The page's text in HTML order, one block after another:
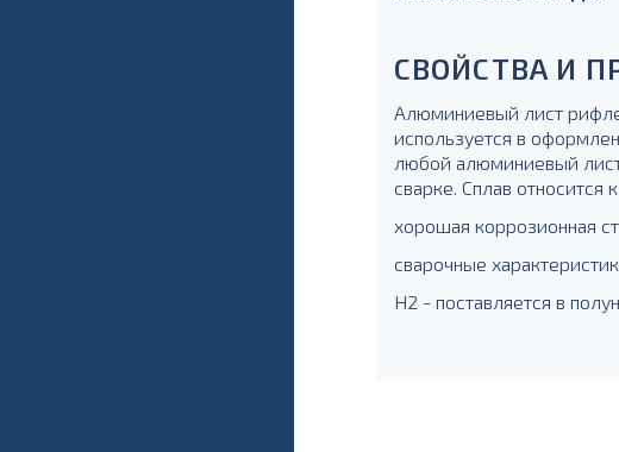
СВОЙСТВА И
Алюминиевый лист
используется в
любой алюминиевый
сварке. Сплав
хорошая коррозионная
сварочные
Н2 - поставляется в